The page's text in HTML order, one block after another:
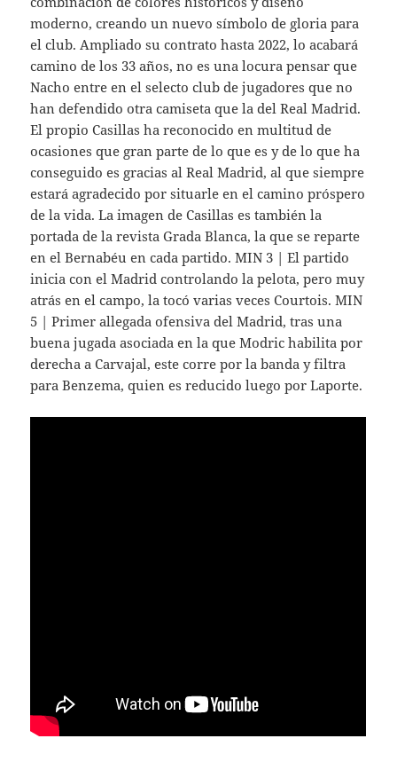
moderno, creando un nuevo símbolo de gloria para
el club. Ampliado su contrato hasta 2022, lo acabará
camino de los 33 años, no es una locura pensar que
Nacho entre en el selecto club de jugadores que no
han defendido otra camiseta que la del Real Madrid.
El propio Casillas ha reconocido en multitud de
ocasiones que gran parte de lo que es y de lo que ha
conseguido es gracias al Real Madrid, al que siempre
estará agradecido por situarle en el camino próspero
de la vida. La imagen de Casillas es también la
portada de la revista Grada Blanca, la que se reparte
en el Bernabéu en cada partido. MIN 3 | El partido
inicia con el Madrid controlando la pelota, pero muy
atrás en el campo, la tocó varias veces Courtois. MIN
5 | Primer allegada ofensiva del Madrid, tras una
buena jugada asociada en la que Modric habilita por
derecha a Carvajal, este corre por la banda y filtra
para Benzema, quien es reducido luego por Laporte.